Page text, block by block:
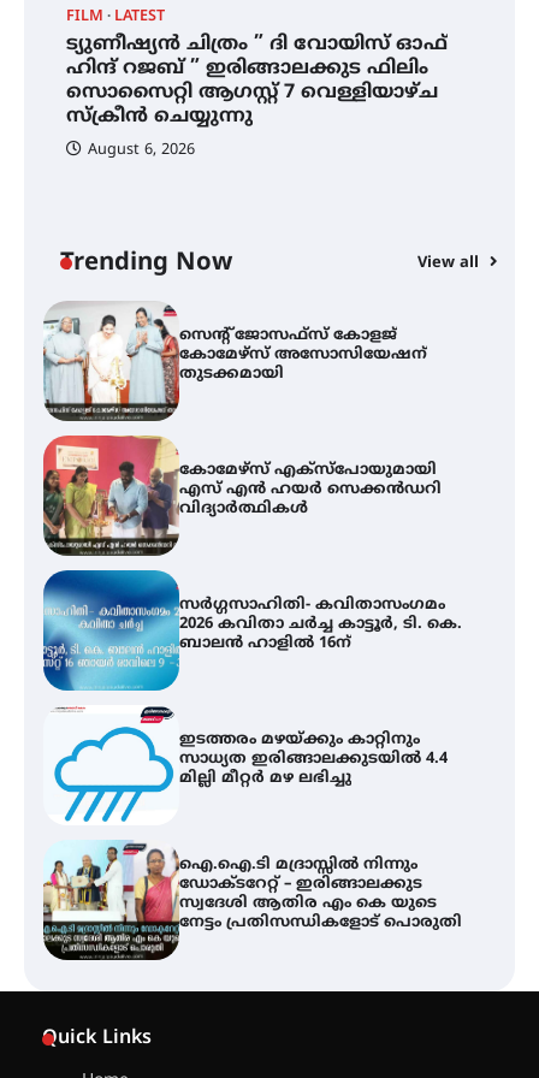
FILM LATEST
ട്യുണീഷ്യൻ ചിത്രം ” ദി വോയിസ് ഓഫ്
ഹിന്ദ് റജബ് ” ഇരിങ്ങാലക്കുട ഫിലിം
സൊസൈറ്റി ആഗസ്റ്റ് 7 വെള്ളിയാഴ്ച
സ്‌ക്രീൻ ചെയ്യുന്നു
August 6, 2026
Trending Now View all
ട്യുണീഷ്യൻ ചിത്രം ” ദി വോയിസ്
ഓഫ് ഹിന്ദ് റജബ് ” ഇരിങ്ങാലക്കുട
ഫിലിം സൊസൈറ്റി ആഗസ്റ്റ് 7
വെള്ളിയാഴ്ച സ്‌ക്രീൻ ചെയ്യുന്നു
കോമേഴ്സ് എക്സ്പോയുമായി
എസ് എൻ ഹയർ സെക്കൻഡറി
വിദ്യാർത്ഥികൾ
സർഗ്ഗസാഹിതി- കവിതാസംഗമം
2026 കവിതാ ചർച്ച കാട്ടൂർ, ടി. കെ.
ബാലൻ ഹാളിൽ 16ന്
ഇടത്തരം മഴയ്ക്കും കാറ്റിനും
സാധ്യത ഇരിങ്ങാലക്കുടയിൽ 4.4
മില്ലി മീറ്റർ മഴ ലഭിച്ചു
ഐ.ഐ.ടി മദ്രാസ്സിൽ നിന്നും
ഡോക്ടറേറ്റ് – ഇരിങ്ങാലക്കുട
സ്വദേശി ആതിര എം കെ യുടെ
നേട്ടം പ്രതിസന്ധികളോട് പൊരുതി
ട്യുണീഷ്യൻ ചിത്രം ” ദി വോയിസ്
ഓഫ് ഹിന്ദ് റജബ് ” ഇരിങ്ങാലക്കുട
ഫിലിം സൊസൈറ്റി ആഗസ്റ്റ് 7
വെള്ളിയാഴ്ച സ്‌ക്രീൻ ചെയ്യുന്നു
Quick Links